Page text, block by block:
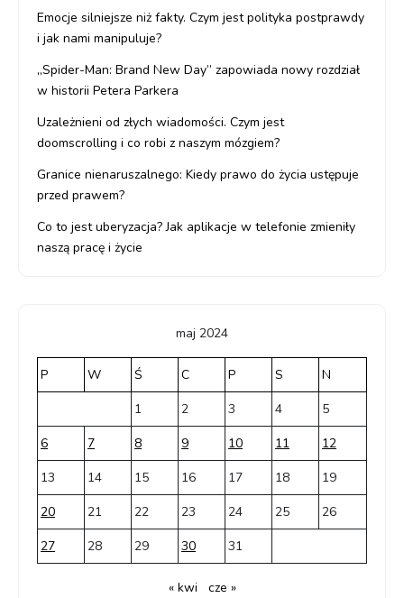
Emocje silniejsze niż fakty. Czym jest polityka postprawdy
i jak nami manipuluje?
„Spider-Man: Brand New Day” zapowiada nowy rozdział
w historii Petera Parkera
Uzależnieni od złych wiadomości. Czym jest
doomscrolling i co robi z naszym mózgiem?
Granice nienaruszalnego: Kiedy prawo do życia ustępuje
przed prawem?
Co to jest uberyzacja? Jak aplikacje w telefonie zmieniły
naszą pracę i życie
maj 2024
P W Ś C P S
N
1
2 3 4
5
6
7 8 9 10 11
12
13
14 15 16 17 18
19
20
21 22 23 24 25
26
27
28 29 30 31
« kwi cze »